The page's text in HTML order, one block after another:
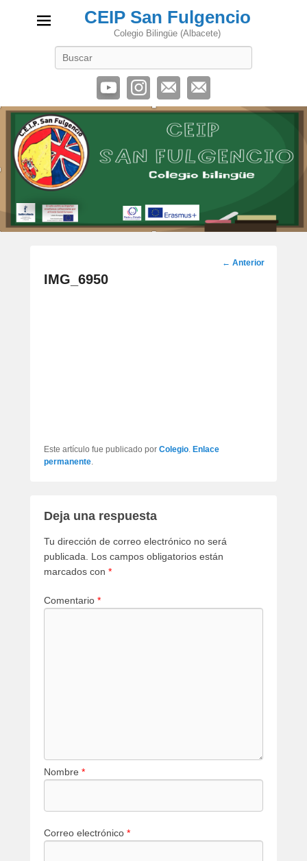
CEIP San Fulgencio
Colegio Bilingüe (Albacete)
Navegación
← Anterior
IMG_6950
Este artículo fue publicado por Colegio Enlace
permanente
Deja una respuesta
Tu dirección de correo electrónico no será
publicada.
Los campos obligatorios están
marcados con *
Comentario *
Nombre *
Correo electrónico *